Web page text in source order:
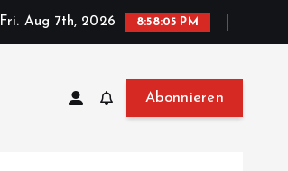
Fri. Aug 7th, 2026 8:58:06 PM
Abonnieren